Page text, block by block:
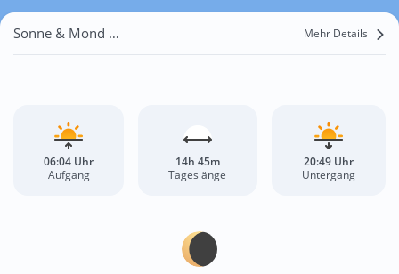
Sonne & Mond Oberböhringen Mehr Details
06:04 Uhr
Aufgang
14h 45m
Tageslänge
20:49 Uhr
Untergang